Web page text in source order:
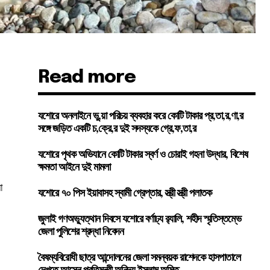
Read more
যশোরে অনলাইনে ভু,য়া পরিচয় ব্যবহার করে কোটি টাকার প্র,তা,র,ণা,র
সঙ্গে জড়িত একটি চ,ক্রে,র দুই সদস্যকে গ্রে,ফ,তা,র
যশোরে পৃথক অভিযানে কোটি টাকার স্বর্ণ ও চোরাই গহনা উদ্ধার, বিশেষ
ক্ষমতা আইনে দুই মামলা
যশোরে ৭০ পিস ইয়াবাসহ স্বামী গ্রেপ্তার, স্ত্রী স্ত্রী পলাতক
জুলাই গণঅভ্যুত্থান দিবসে যশোরে বর্ণাঢ্য র‍্যালি, শহীদ স্মৃতিস্তম্ভে
জেলা পুলিশের শ্রদ্ধা নিবেদন
বৈষম্যবিরোধী ছাত্র আন্দোলনের জেলা সমন্বয়ক রাশেদকে হাসপাতালে